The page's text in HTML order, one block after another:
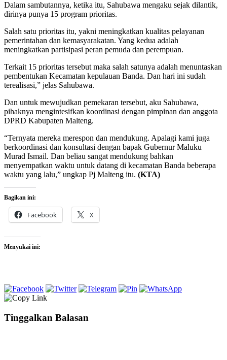
Dalam sambutannya, ketika itu, Sahubawa mengaku sejak dilantik,
dirinya punya 15 program prioritas.
Salah satu prioritas itu, yakni meningkatkan kualitas pelayanan
pemerintahan dan kemasyarakatan. Yang kedua adalah
meningkatkan partisipasi peran pemuda dan perempuan.
Terkait 15 prioritas tersebut maka salah satunya adalah menuntaskan
pembentukan Kecamatan kepulauan Banda. Dan hari ini sudah
terealisasi,” jelas Sahubawa.
Dan untuk mewujudkan pemekaran tersebut, aku Sahubawa,
pihaknya mengintesifkan koordinasi dengan pimpinan dan anggota
DPRD Kabupaten Malteng.
“Ternyata mereka merespon dan mendukung. Apalagi kami juga
berkoordinasi dan konsultasi dengan bapak Gubernur Maluku
Murad Ismail. Dan beliau sangat mendukung bahkan
menyempatkan waktu untuk datang di kecamatan Banda beberapa
waktu yang lalu,” ungkap Pj Malteng itu. (KTA)
Bagikan ini:
Facebook X
Menyukai ini:
Tinggalkan Balasan